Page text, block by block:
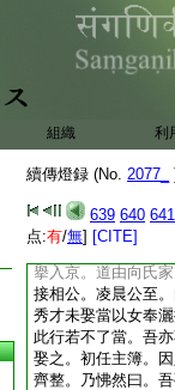
組織 利
續傳燈録 (No. 2077_
639 640 641
点:有/無] [CITE]
日一度陞堂。起動
到此將何供養。須
枝。乃拈起曰。所
杖子。爾無拄杖子
若斷不得且世諦流
撫州府疎山了常禪
人底句。師曰。懷
面來。上堂。等間
大地絶纖埃。向君
財。鎚下分明如得
丞相張商英居士。
擧入京。道由向氏
接相公。凌晨公至
秀才未娶當以女奉
此行若不了當。吾
娶之。初任主簿。
齊整。乃怫然曰。